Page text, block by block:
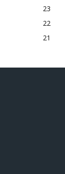
23
22
21